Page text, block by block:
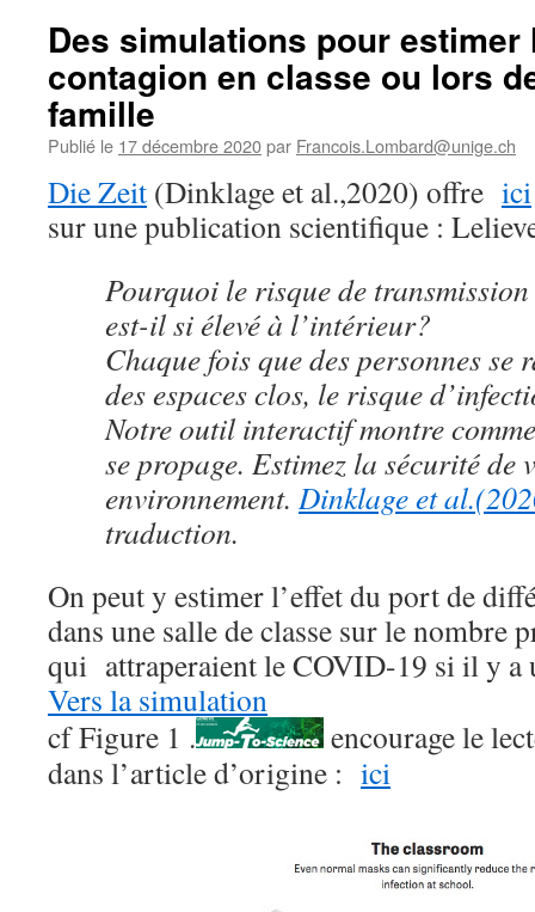
Des simulations pour
contagion en classe ou lors
famille
Publié le 17 décembre 2020par Francois.Lombard@unige.ch
Die Zeit (Dinklage et al.,2020) offre ici
sur une publication scientifique :
Pourquoi le risque de
est-il si élevé à l’intérieur?
Chaque fois que des personnes se
des espaces clos, le risque
Notre outil interactif montre
se propage. Estimez la sécurité de
environnement.Dinklage et
traduction.
On peut y estimer l’effet du port de
dans une salle de classe sur le nombre
qui attraperaient le COVID-19 si il y a
Vers la simulation
cf Figure 1 .
encourage le
dans l’article d’origine : ici